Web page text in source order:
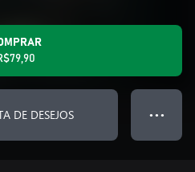
DE DESEJOS ● ● ●